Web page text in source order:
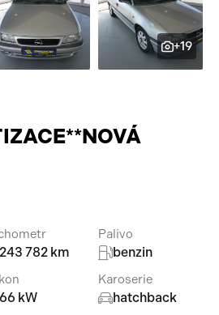
Pracovní stroje
Náhradní díly
Auto a život
Videa
+19
243 782 km
Palivo
benzin
66 kW
Karoserie
hatchback